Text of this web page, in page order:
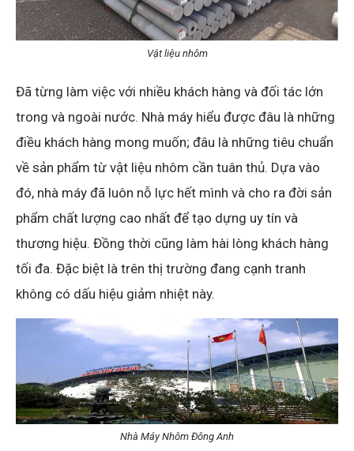
Vật liệu nhôm
Đã từng làm việc với nhiều khách hàng và đối tác lớn
trong và ngoài nước. Nhà máy hiểu được đâu là những
điều khách hàng mong muốn; đâu là những tiêu chuẩn
về sản phẩm từ vật liệu nhôm cần tuân thủ. Dựa vào
đó, nhà máy đã luôn nỗ lực hết mình và cho ra đời sản
phẩm chất lượng cao nhất để tạo dựng uy tín và
thương hiệu. Đồng thời cũng làm hài lòng khách hàng
tối đa. Đặc biệt là trên thị trường đang cạnh tranh
không có dấu hiệu giảm nhiệt này.
Nhà Máy Nhôm Đông Anh